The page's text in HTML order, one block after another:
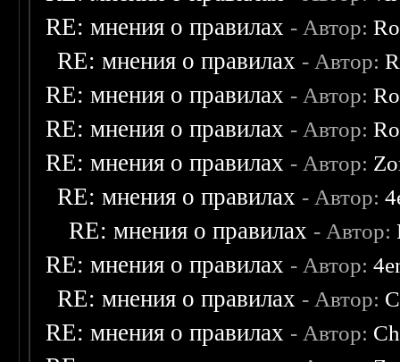
RE: мнения о правилах - Автор:
RE: мнения о правилах - Автор:
RE: мнения о правилах - Автор:
RE: мнения о правилах - Автор:
RE: мнения о правилах - Автор:
RE: мнения о правилах - Автор:
RE: мнения о правилах - Автор:
RE: мнения о правилах - Автор:
RE: мнения о правилах - Автор:
RE: мнения о правилах - Автор: